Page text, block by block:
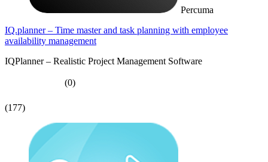
Percuma
IQ.planner – Time master and task planning with employee
availability management
IQPlanner – Realistic Project Management Software
(0)
(177)